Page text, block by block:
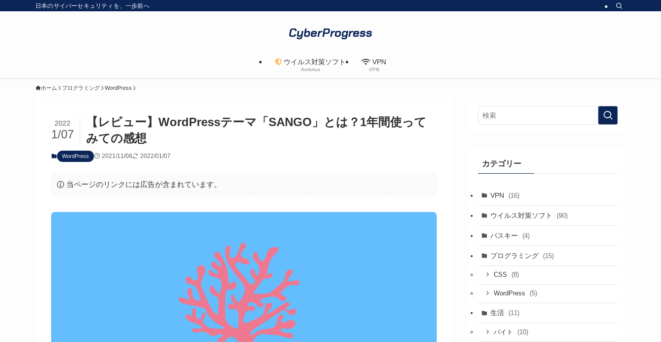
日本のサイバーセキュリティを、一歩前へ
CyberProgress
ウイルス対策ソフト
Antivirus
VPN
VPN
ホーム プログラミング WordPress
【レビュー】WordPressテーマ「SANGO」とは？1年間使って
みての感想
2022
1/07
WordPress 2021/11/08 2022/01/07
当ページのリンクには広告が含まれています。
カテゴリー
VPN (16)
ウイルス対策ソフト (90)
パスキー (4)
プログラミング (15)
CSS (8)
WordPress (5)
生活 (11)
バイト (10)